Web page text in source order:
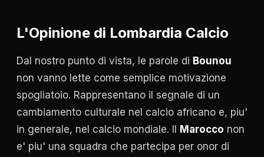
L'Opinione di Lombardia Calcio
Dal nostro punto di vista, le parole di Bounou
non vanno lette come semplice motivazione
spogliatoio. Rappresentano il segnale di un
cambiamento culturale nel calcio africano e, piu'
in generale, nel calcio mondiale. Il
Marocco non
e' piu' una squadra che partecipa per onor di